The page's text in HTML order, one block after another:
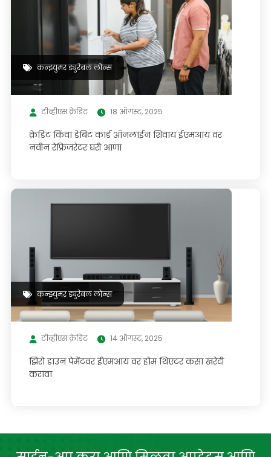
कन्झ्युमर ड्युरेबल लोन्स
टीव्हीएस क्रेडिट 18 ऑगस्ट, 2025
क्रेडिट किंवा डेबिट कार्ड ऑनलाईन शिवाय ईएमआय वर
नवीन रेफ्रिजरेटर घरी आणा
कन्झ्युमर ड्युरेबल लोन्स
टीव्हीएस क्रेडिट 14 ऑगस्ट, 2025
झिरो डाउन पेमेंटवर ईएमआय वर होम थिएटर कसा खरेदी
करावा